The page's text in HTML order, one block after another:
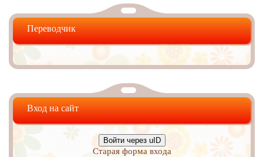
Переводчик
Вход на сайт
Войти через uID
Старая форма входа